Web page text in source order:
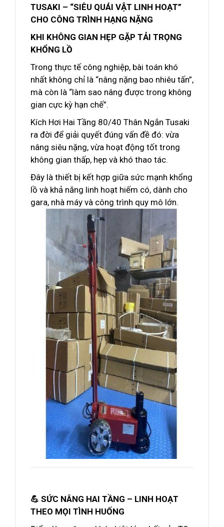
TUSAKI – “SIÊU QUÁI VẬT LINH HOẠT”
CHO CÔNG TRÌNH HẠNG NẶNG
KHI KHÔNG GIAN HẸP GẶP TẢI TRỌNG
KHỔNG LỒ
Trong thực tế công nghiệp, bài toán khó
nhất không chỉ là “nâng nặng bao nhiêu tấn”,
mà còn là “làm sao nâng được trong không
gian cực kỳ hạn chế”.
Kích Hơi Hai Tầng 80/40 Thân Ngắn Tusaki
ra đời để giải quyết đúng vấn đề đó: vừa
nâng siêu nặng, vừa hoạt động tốt trong
không gian thấp, hẹp và khó thao tác.
Đây là thiết bị kết hợp giữa sức mạnh khổng
lồ và khả năng linh hoạt hiếm có, dành cho
gara, nhà máy và công trình quy mô lớn.
💪 SỨC NÂNG HAI TẦNG – LINH HOẠT
THEO MỌI TÌNH HUỐNG